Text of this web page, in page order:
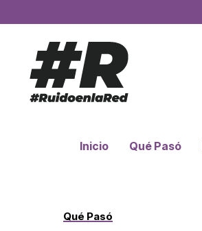
Inicio Qué Pasó
Qué Pasó